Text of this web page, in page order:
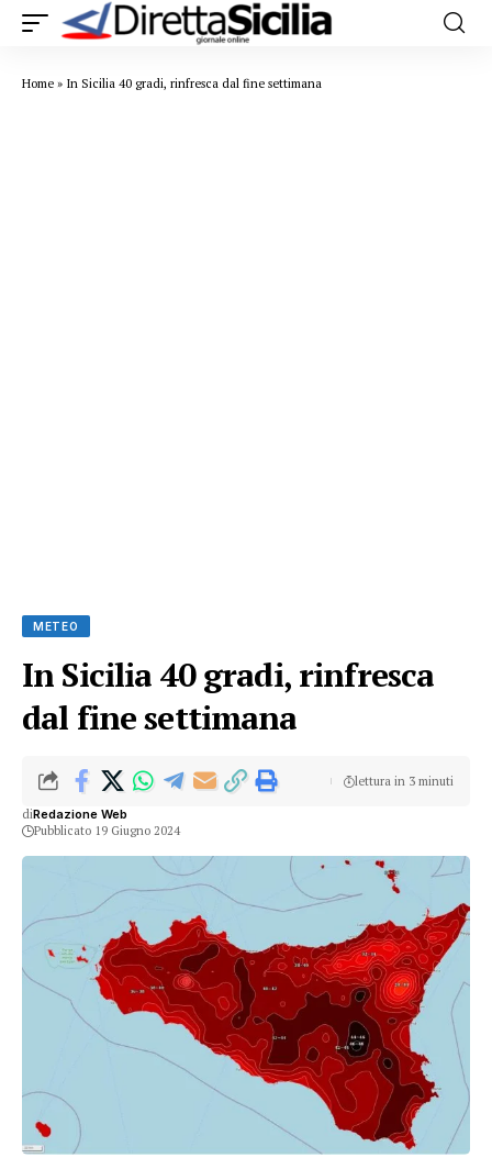
Home » In Sicilia 40 gradi, rinfresca dal fine settimana
METEO
In Sicilia 40 gradi, rinfresca
dal fine settimana
diRedazione Web
Pubblicato 19 Giugno 2024
lettura in 3 minuti